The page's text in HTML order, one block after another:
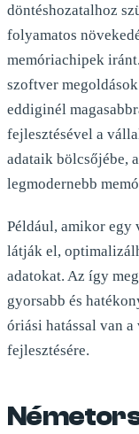
döntéshozatalhoz
folyamatos
memóriachipek
szoftver
eddiginél
fejlesztésével a
adataik bölcsőjébe,
legmodernebb
Például, amikor egy
látják el,
adatokat. Az így
gyorsabb és
óriási hatással van
fejlesztésére.